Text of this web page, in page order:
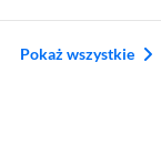
Pokaż wszystkie